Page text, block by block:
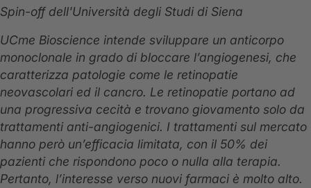
Spin-off dell'Università degli Studi di Siena
UCme Bioscience intende sviluppare un anticorpo
monoclonale in grado di bloccare l’angiogenesi, che
caratterizza patologie come le retinopatie
neovascolari ed il cancro. Le retinopatie portano ad
una progressiva cecità e trovano giovamento solo da
trattamenti anti-angiogenici. I trattamenti sul mercato
hanno però un’efficacia limitata, con il 50% dei
pazienti che rispondono poco o nulla alla terapia.
Pertanto, l’interesse verso nuovi farmaci è molto alto.